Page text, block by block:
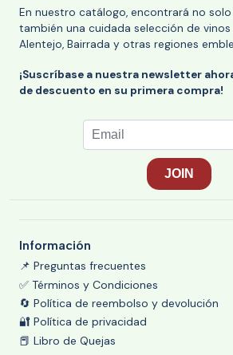
En nuestro catálogo, encontrará no solo
también una cuidada selección de vinos
Alentejo, Bairrada y otras regiones
¡Suscríbase a nuestra newsletter
de descuento en su primera compra!
Información
📌 Preguntas frecuentes
✅ Términos y Condiciones
🔄 Política de reembolso y devolución
🔐 Política de privacidad
📕 Libro de Quejas